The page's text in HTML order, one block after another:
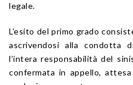
legale.
L’esito del primo grado
ascrivendosi alla condotta
l’intera responsabilità del
confermata in appello,